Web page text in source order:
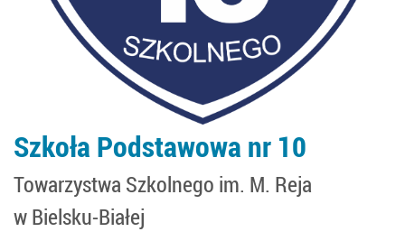
Szkoła Podstawowa nr 10
Towarzystwa Szkolnego im. M. Reja
w Bielsku-Białej